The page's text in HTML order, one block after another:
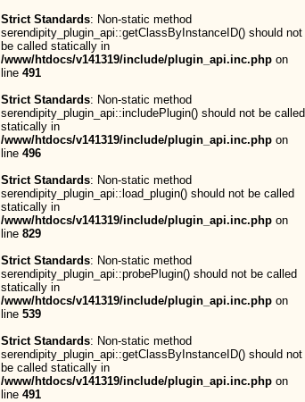
Strict Standards: Non-static method
serendipity_plugin_api::getClassByInstanceID() should not
be called statically in
/www/htdocs/v141319/include/plugin_api.inc.php on
line 491
Strict Standards: Non-static method
serendipity_plugin_api::includePlugin() should not be called
statically in
/www/htdocs/v141319/include/plugin_api.inc.php on
line 496
Strict Standards: Non-static method
serendipity_plugin_api::load_plugin() should not be called
statically in
/www/htdocs/v141319/include/plugin_api.inc.php on
line 829
Strict Standards: Non-static method
serendipity_plugin_api::probePlugin() should not be called
statically in
/www/htdocs/v141319/include/plugin_api.inc.php on
line 539
Strict Standards: Non-static method
serendipity_plugin_api::getClassByInstanceID() should not
be called statically in
/www/htdocs/v141319/include/plugin_api.inc.php on
line 491